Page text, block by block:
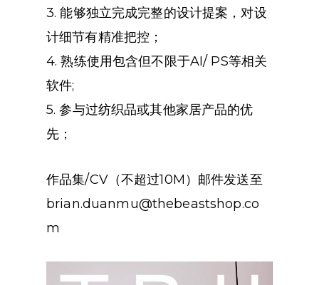
3. 能够独立完成完整的设计提案，对设
计细节有精准把控；
4. 熟练使用包含但不限于AI/ PS等相关
软件;
5. 参与过纺织品或其他家居产品的优
先；
作品集/CV（不超过10M）邮件发送至
brian.duanmu@thebeastshop.co
m